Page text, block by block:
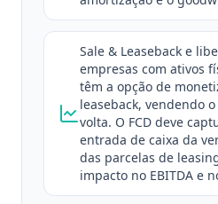
Sale & Leaseback e
empresas com ativos
têm a opção de
leaseback, vendendo
volta. O FCD deve
entrada de caixa da
das parcelas de
impacto no EBITDA e